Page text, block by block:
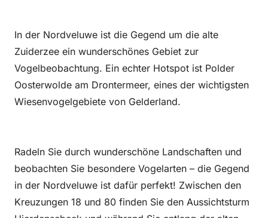
In der Nordveluwe ist die Gegend um die alte
Zuiderzee ein wunderschönes Gebiet zur
Vogelbeobachtung. Ein echter Hotspot ist Polder
Oosterwolde am Drontermeer, eines der wichtigsten
Wiesenvogelgebiete von Gelderland.
Radeln Sie durch wunderschöne Landschaften und
beobachten Sie besondere Vogelarten – die Gegend
in der Nordveluwe ist dafür perfekt! Zwischen den
Kreuzungen 18 und 80 finden Sie den Aussichtsturm